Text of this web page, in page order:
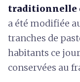
traditionnelle
a été modifiée
tranches de
habitants ce
conservées au